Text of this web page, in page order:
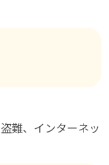
難、インターネッ